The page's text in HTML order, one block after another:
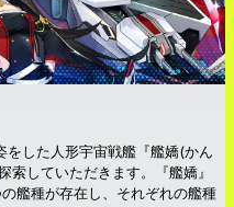
した人形宇宙戦艦『艦嬌(かん
索していただきます。『艦嬌』
艦種が存在し、それぞれの艦種